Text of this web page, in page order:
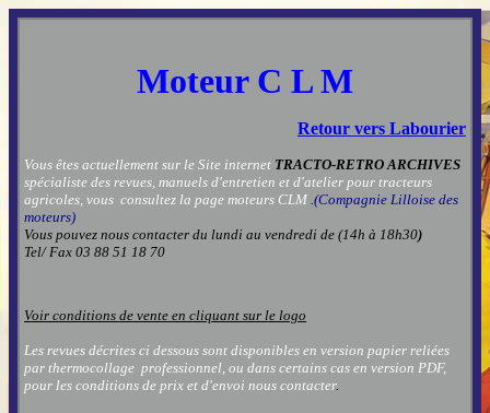
Moteur C L M
Retour vers Labourier
Vous êtes actuellement sur le Site internet TRACTO-RETRO ARCHIVES
spécialiste des revues, manuels d'entretien et d'atelier pour tracteurs
agricoles, vous consultez la page moteurs CLM .(Compagnie Lilloise des
moteurs)
Vous pouvez nous contacter du lundi au vendredi de (14h à 18h30)
Tel/ Fax 03 88 51 18 70
Voir conditions de vente en cliquant sur le logo
Les revues décrites ci dessous sont disponibles en version papier reliées
par thermocollage professionnel, ou dans certains cas en version PDF,
pour les conditions de prix et d'envoi nous contacter.